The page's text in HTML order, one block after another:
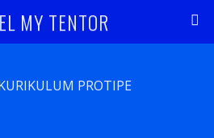
MY TENTOR
PROTIPE